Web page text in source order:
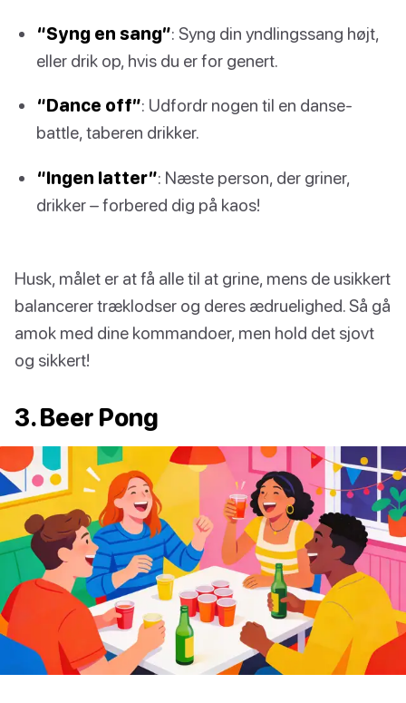
“Syng en sang”: Syng din yndlingssang højt,
eller drik op, hvis du er for genert.
“Dance off”: Udfordr nogen til en danse-
battle, taberen drikker.
“Ingen latter”: Næste person, der griner,
drikker – forbered dig på kaos!
Husk, målet er at få alle til at grine, mens de usikkert
balancerer træklodser og deres ædruelighed. Så gå
amok med dine kommandoer, men hold det sjovt
og sikkert!
3. Beer Pong